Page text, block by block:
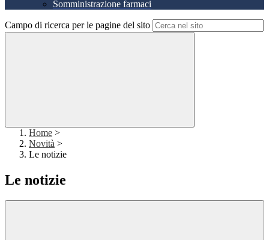
Somministrazione farmaci
Campo di ricerca per le pagine del sito
Home >
Novità >
Le notizie
Le notizie